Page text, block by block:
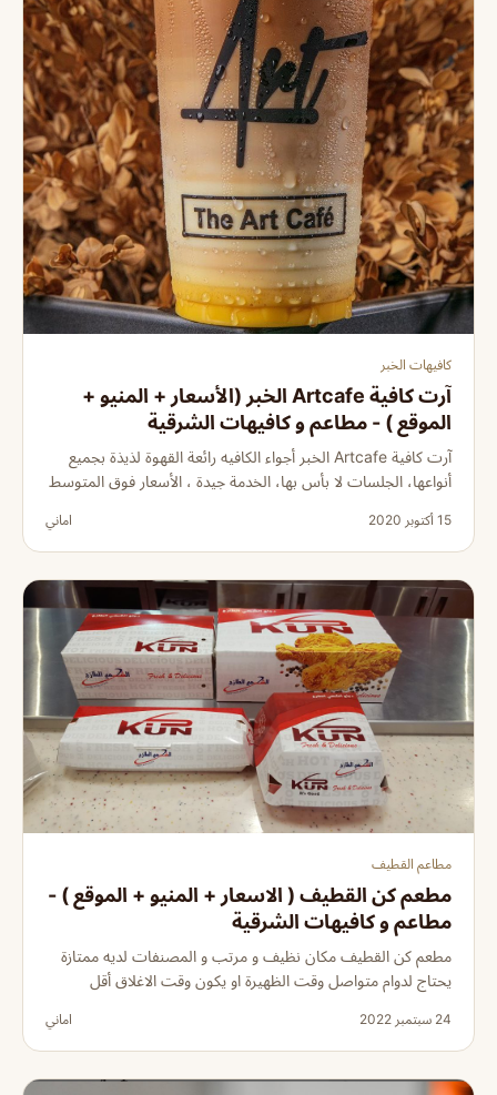
كافيهات الخبر
آرت كافية Artcafe الخبر (الأسعار + المنيو +
الموقع ) - مطاعم و كافيهات الشرقية
آرت كافية Artcafe الخبر أجواء الكافيه رائعة القهوة لذيذة بجميع
أنواعها، الجلسات لا بأس بها، الخدمة جيدة ، الأسعار فوق المتوسط
15 أكتوبر 2020 اماني
مطاعم القطيف
مطعم كن القطيف ( الاسعار + المنيو + الموقع ) -
مطاعم و كافيهات الشرقية
مطعم كن القطيف مكان نظيف و مرتب و المصنفات لديه ممتازة
يحتاج لدوام متواصل وقت الظهيرة او يكون وقت الاغلاق أقل
24 سبتمبر 2022 اماني